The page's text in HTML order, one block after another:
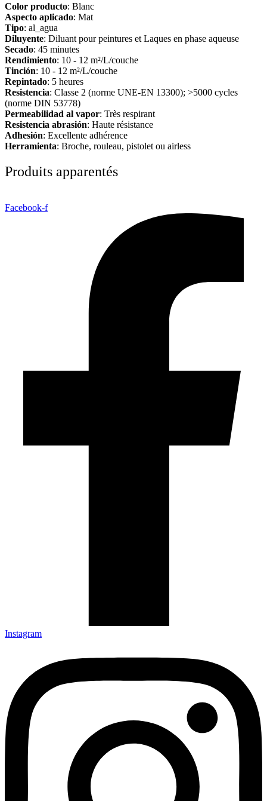
Color producto: Blanc
Aspecto aplicado: Mat
Tipo: al_agua
Diluyente: Diluant pour peintures et Laques en phase aqueuse
Secado: 45 minutes
Rendimiento: 10 - 12 m²/L/couche
Tinción: 10 - 12 m²/L/couche
Repintado: 5 heures
Resistencia: Classe 2 (norme UNE-EN 13300); >5000 cycles
(norme DIN 53778)
Permeabilidad al vapor: Très respirant
Resistencia abrasión: Haute résistance
Adhesión: Excellente adhérence
Herramienta: Broche, rouleau, pistolet ou airless
Produits apparentés
Facebook-f
Instagram